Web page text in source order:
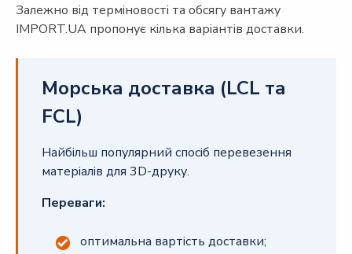
Залежно від терміновості та обсягу вантажу
IMPORT.UA пропонує кілька варіантів доставки.
Морська доставка (LCL та
FCL)
Найбільш популярний спосіб перевезення
матеріалів для 3D-друку.
Переваги:
оптимальна вартість доставки;